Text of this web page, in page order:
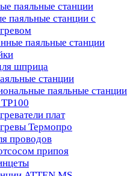
паяльные станции
паяльные станции с
паяльные станции
шприца
станции
паяльные станции
плат
Термопро
проводов
припоя